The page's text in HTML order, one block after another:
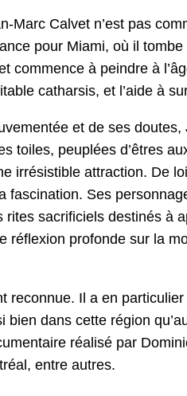
Marc Calvet n’est pas
pour Miami, où il
commence à peindre à
catharsis, et l’aide à
et de ses
toiles, peuplées d’êtres
irrésistible attraction. De
Ses
sacrificiels destinés à
réflexion profonde sur la
Il a en
dans cette région
réalisé par
entre autres.